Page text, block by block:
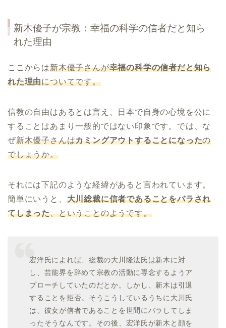
新木優子が宗教：幸福の科学の信者だと知ら
れた理由
ここからは新木優子さんが幸福の科学の信者だと知ら
れた理由についてです。
信教の自由はあるとは言え、日本で自身の心境を公に
することはあまり一般的ではない印象です。では、な
ぜ新木優子さんはカミングアウトすることになったの
でしょうか。
それには下記のような経緯があると言われています。
簡単にいうと、 大川総裁に信者であることをバラされ
てしまった、ということのようです。
宏洋氏によれば、総裁の大川隆法氏は新木に対
し、芸能界を辞めて宗教の活動に専念するようア
プローチしていたのだとか。しかし、新木は引退
することを拒否。そうこうしているうちに大川氏
は、彼女が信者であることを世間にバラしてしま
ったそうなんです。その後、宏洋氏が新木と顔を